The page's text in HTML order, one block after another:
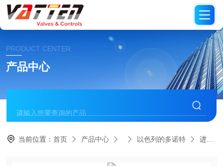
PRODUCT CENTER
产品中心
当前位置：首页 产品中心 以色列的多诺特 进口以色列两位三通多若特反冲洗阀58P反冲洗阀